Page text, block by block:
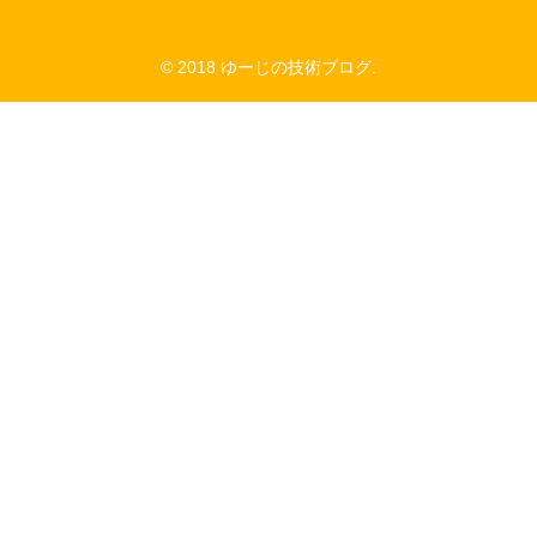
© 2018 ゆーじの技術ブログ.